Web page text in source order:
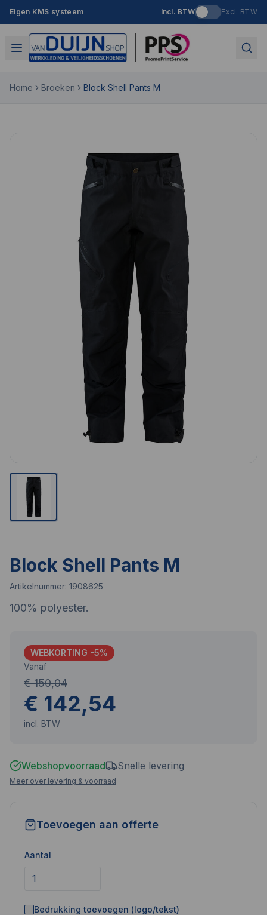
Eigen KMS systeem Incl. BTW Excl. BTW
Home Broeken Block Shell Pants M
Block Shell Pants M
Artikelnummer: 1908625
100% polyester.
WEBKORTING -5%
Vanaf
€ 150,04
€ 142,54
incl. BTW
Webshopvoorraad Snelle levering
Meer over levering & voorraad
Toevoegen aan offerte
Aantal
Bedrukking toevoegen (logo/tekst)